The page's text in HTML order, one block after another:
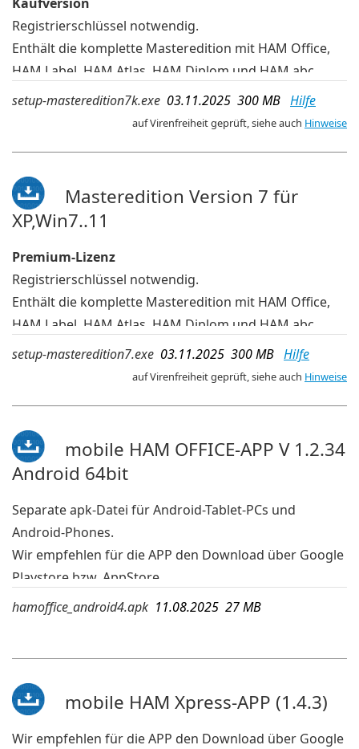
Registrierschlüssel notwendig.
Enthält die komplette Masteredition mit HAM Office,
HAM Label, HAM Atlas, HAM Diplom und HAM abc
Bei der Installation wählt man aus, welche Programme
davon tatsächlich installiert werden
deutsche Sprache
setup-masteredition7k.exe 03.11.2025 300 MB Hilfe
auf Virenfreiheit geprüft, siehe auch Hinweise
Masteredition Version 7 für
XP,Win7..11
Premium-Lizenz
Registrierschlüssel notwendig.
Enthält die komplette Masteredition mit HAM Office,
HAM Label, HAM Atlas, HAM Diplom und HAM abc
Bei der Installation wählt man aus, welche Programme
davon tatsächlich installiert werden
deutsche Sprache
setup-masteredition7.exe 03.11.2025 300 MB Hilfe
auf Virenfreiheit geprüft, siehe auch Hinweise
mobile HAM OFFICE-APP V 1.2.34
Android 64bit
Separate apk-Datei für Android-Tablet-PCs und
Android-Phones.
Wir empfehlen für die APP den Download über Google
Playstore bzw. AppStore.
Wird die App dort jedoch wegen einer veralteten
bei Android 4 lauffähig.
mehr Infos:www.hamoffice.de/app-hamoffice.htm
hamoffice_android4.apk 11.08.2025 27 MB
mobile HAM Xpress-APP (1.4.3)
Wir empfehlen für die APP den Download über Google